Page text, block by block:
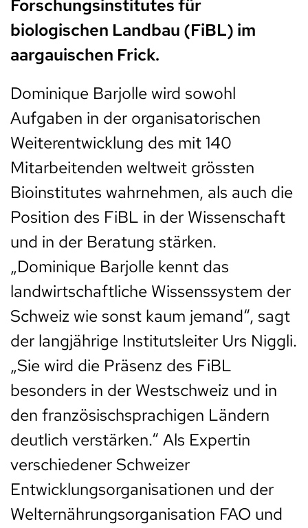
Forschungsinstitutes für
biologischen Landbau (FiBL) im
aargauischen Frick.
Dominique Barjolle wird sowohl
Aufgaben in der organisatorischen
Weiterentwicklung des mit 140
Mitarbeitenden weltweit grössten
Bioinstitutes wahrnehmen, als auch die
Position des FiBL in der Wissenschaft
und in der Beratung stärken.
„Dominique Barjolle kennt das
landwirtschaftliche Wissenssystem der
Schweiz wie sonst kaum jemand“, sagt
der langjährige Institutsleiter Urs Niggli.
„Sie wird die Präsenz des FiBL
besonders in der Westschweiz und in
den französischsprachigen Ländern
deutlich verstärken.“ Als Expertin
verschiedener Schweizer
Entwicklungsorganisationen und der
Welternährungsorganisation FAO und